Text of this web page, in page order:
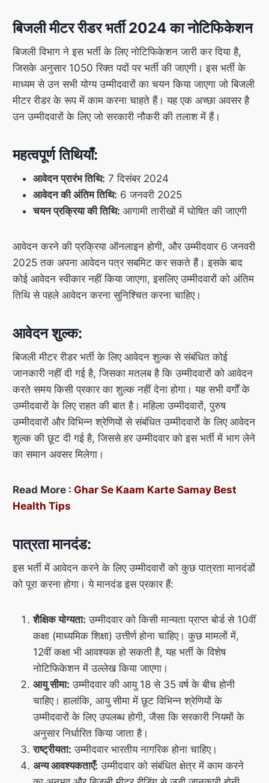
बिजली मीटर रीडर भर्ती 2024 का नोटिफिकेशन
बिजली विभाग ने इस भर्ती के लिए नोटिफिकेशन जारी कर दिया है,
जिसके अनुसार 1050 रिक्त पदों पर भर्ती की जाएगी। इस भर्ती के
माध्यम से उन सभी योग्य उम्मीदवारों का चयन किया जाएगा जो बिजली
मीटर रीडर के रूप में काम करना चाहते हैं। यह एक अच्छा अवसर है
उन उम्मीदवारों के लिए जो सरकारी नौकरी की तलाश में हैं।
महत्वपूर्ण तिथियाँ:
आवेदन प्रारंभ तिथि: 7 दिसंबर 2024
आवेदन की अंतिम तिथि: 6 जनवरी 2025
चयन प्रक्रिया की तिथि: आगामी तारीखों में घोषित की जाएगी
आवेदन करने की प्रक्रिया ऑनलाइन होगी, और उम्मीदवार 6 जनवरी
2025 तक अपना आवेदन पत्र सबमिट कर सकते हैं। इसके बाद
कोई आवेदन स्वीकार नहीं किया जाएगा, इसलिए उम्मीदवारों को अंतिम
तिथि से पहले आवेदन करना सुनिश्चित करना चाहिए।
आवेदन शुल्क:
बिजली मीटर रीडर भर्ती के लिए आवेदन शुल्क से संबंधित कोई
जानकारी नहीं दी गई है, जिसका मतलब है कि उम्मीदवारों को आवेदन
करते समय किसी प्रकार का शुल्क नहीं देना होगा। यह सभी वर्गों के
उम्मीदवारों के लिए राहत की बात है। महिला उम्मीदवारों, पुरुष
उम्मीदवारों और विभिन्न श्रेणियों से संबंधित उम्मीदवारों के लिए आवेदन
शुल्क की छूट दी गई है, जिससे हर उम्मीदवार को इस भर्ती में भाग लेने
का समान अवसर मिलेगा।
Read More : Ghar Se Kaam Karte Samay Best
Health Tips
पात्रता मानदंड:
इस भर्ती में आवेदन करने के लिए उम्मीदवारों को कुछ पात्रता मानदंडों
को पूरा करना होगा। ये मानदंड इस प्रकार हैं:
शैक्षिक योग्यता: उम्मीदवार को किसी मान्यता प्राप्त बोर्ड से 10वीं
कक्षा (माध्यमिक शिक्षा) उत्तीर्ण होना चाहिए। कुछ मामलों में,
12वीं कक्षा भी आवश्यक हो सकती है, यह भर्ती के विशेष
नोटिफिकेशन में उल्लेख किया जाएगा।
आयु सीमा: उम्मीदवार की आयु 18 से 35 वर्ष के बीच होनी
चाहिए। हालांकि, आयु सीमा में छूट विभिन्न श्रेणियों के
उम्मीदवारों के लिए उपलब्ध होगी, जैसा कि सरकारी नियमों के
अनुसार निर्धारित किया जाता है।
राष्ट्रीयता: उम्मीदवार भारतीय नागरिक होना चाहिए।
अन्य आवश्यकताएँ: उम्मीदवार को संबंधित क्षेत्र में काम करने